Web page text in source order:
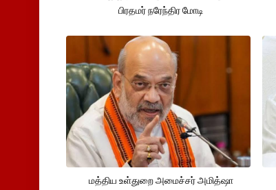
பிரதமர் நரேந்திர மோடி
மத்திய உள்துறை அமைச்சர் அமித்ஷா